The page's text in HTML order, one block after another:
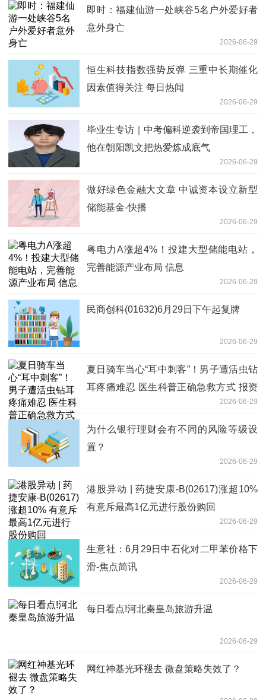
即时：福建仙游一处峡谷5名户外爱好者
意外身亡
2026-06-29
恒生科技指数强势反弹 三重中长期催化
因素值得关注 每日热闻
2026-06-29
毕业生专访｜中考偏科逆袭到帝国理工，
他在朝阳凯文把热爱炼成底气
2026-06-29
做好绿色金融大文章 中诚资本设立新型
储能基金-快播
2026-06-29
粤电力A涨超4%！投建大型储能电站，
完善能源产业布局 信息
2026-06-29
民商创科(01632)6月29日下午起复牌
2026-06-29
夏日骑车当心“耳中刺客”！男子遭活虫钻
耳疼痛难忍 医生科普正确急救方式 报资
2026-06-29
为什么银行理财会有不同的风险等级设
置？
2026-06-29
港股异动 | 药捷安康-B(02617)涨超10%
有意斥最高1亿元进行股份购回
2026-06-29
生意社：6月29日中石化对二甲苯价格下
滑-焦点简讯
2026-06-29
每日看点!河北秦皇岛旅游升温
2026-06-29
网红神基光环褪去 微盘策略失效了？